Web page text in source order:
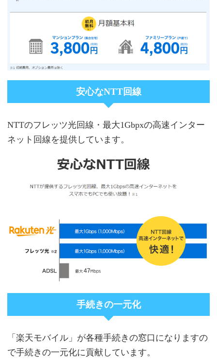
安心なNTT回線
NTTのフレッツ光回線・最大1Gbpxの高速インター
ネット回線を提供しています。
手続きの一元化
「楽天モバイル」が各種手続きの窓口になりますの
で手続きの一元化に貢献しています。